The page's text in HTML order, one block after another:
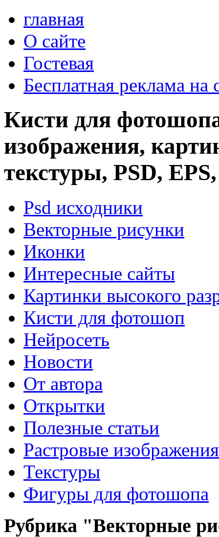
главная
О сайте
Гостевая
Бесплатная реклама на
Кисти для
изображения,
текстуры, PSD,
Psd исходники
Векторные рисунки
Иконки
Интересные сайты
Картинки высокого
Кисти для фотошоп
Нейросеть
Новости
От автора
Открытки
Полезные статьи
Растровые изображения
Текстуры
Фигуры для фотошопа
Рубрика "Векторные